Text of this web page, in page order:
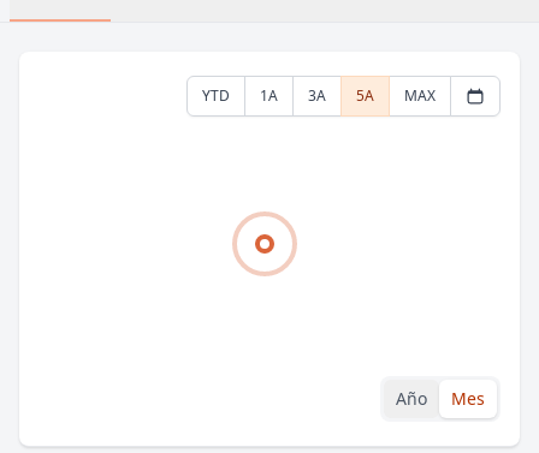
YTD 1A 3A 5A MAX
Año Mes